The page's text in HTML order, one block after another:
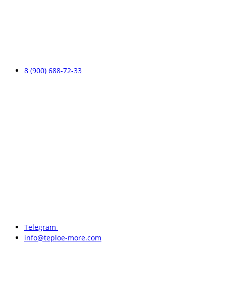
8 (900) 688-72-33
Telegram
info@teploe-more.com